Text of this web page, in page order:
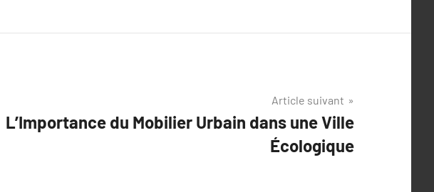
Article suivant
L’Importance du Mobilier Urbain dans une Ville
Écologique